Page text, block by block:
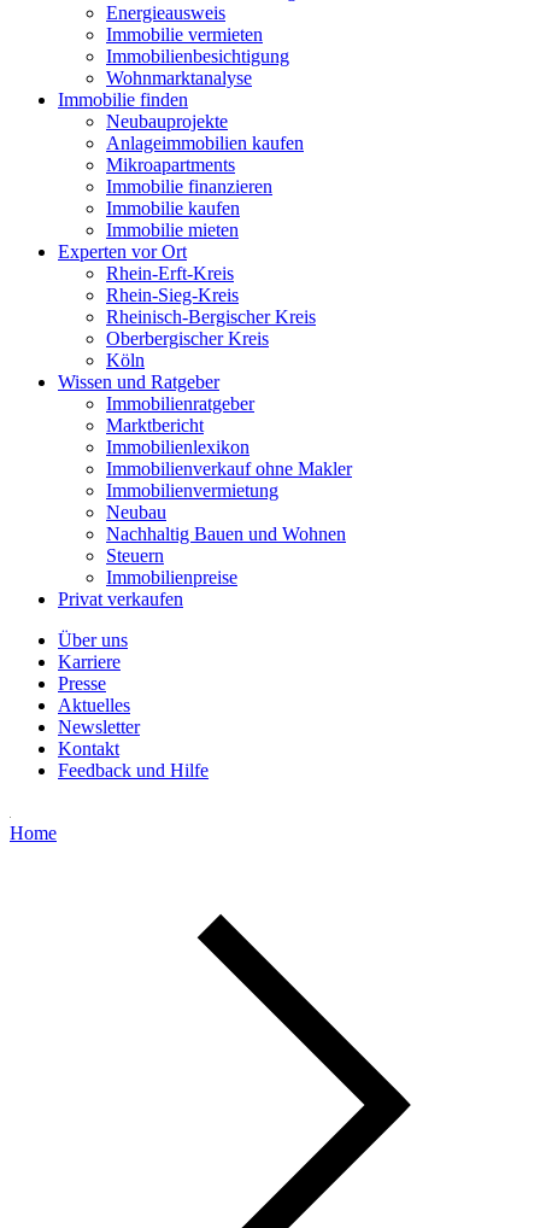
Energieausweis
Immobilie vermieten
Immobilienbesichtigung
Wohnmarktanalyse
Immobilie finden
Neubauprojekte
Anlageimmobilien kaufen
Mikroapartments
Immobilie finanzieren
Immobilie kaufen
Immobilie mieten
Experten vor Ort
Rhein-Erft-Kreis
Rhein-Sieg-Kreis
Rheinisch-Bergischer Kreis
Oberbergischer Kreis
Köln
Wissen und Ratgeber
Immobilienratgeber
Marktbericht
Immobilienlexikon
Immobilienverkauf ohne Makler
Immobilienvermietung
Neubau
Nachhaltig Bauen und Wohnen
Steuern
Immobilienpreise
Privat verkaufen
Über uns
Karriere
Presse
Aktuelles
Newsletter
Kontakt
Feedback und Hilfe
Home